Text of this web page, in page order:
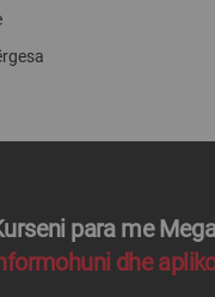
para me
dhe